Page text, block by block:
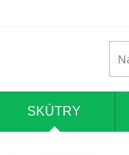
SKÚTRY